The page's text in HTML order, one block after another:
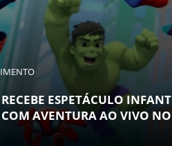
ESPETÁCULO
AVENTURA AO VIVO